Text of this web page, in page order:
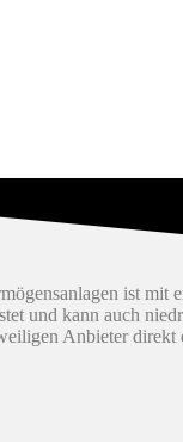
ist
und kann auch
Anbieter direkt